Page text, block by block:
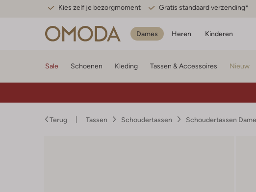
Kies zelf je bezorgmoment Gratis standaard verzending*
Dames Heren Kinderen
Sale Schoenen Kleding Tassen & Accessoires Nieuw
Terug Tassen Schoudertassen Schoudertassen